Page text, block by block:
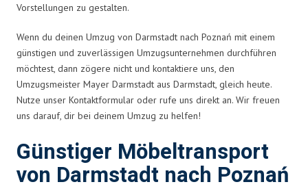
Vorstellungen zu gestalten.
Wenn du deinen Umzug von Darmstadt nach Poznań mit einem
günstigen und zuverlässigen Umzugsunternehmen durchführen
möchtest, dann zögere nicht und kontaktiere uns, den
Umzugsmeister Mayer Darmstadt aus Darmstadt, gleich heute.
Nutze unser Kontaktformular oder rufe uns direkt an. Wir freuen
uns darauf, dir bei deinem Umzug zu helfen!
Günstiger Möbeltransport
von Darmstadt nach Poznań